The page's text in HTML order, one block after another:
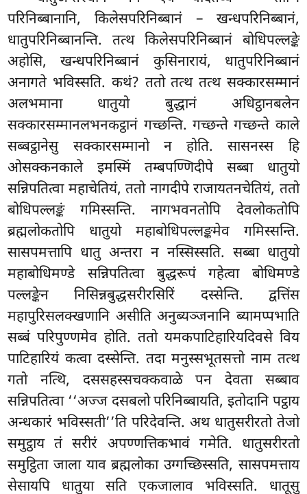
परिनिब्बानानि, किलेसपरिनिब्बानं – खन्धपरिनिब्बानं,
धातुपरिनिब्बानन्ति. तत्थ किलेसपरिनिब्बानं बोधिपल्लङ्के
अहोसि, खन्धपरिनिब्बानं कुसिनारायं, धातुपरिनिब्बानं
अनागते भविस्सति. कथं? ततो तत्थ तत्थ सक्कारसम्मानं
अलभमाना धातुयो बुद्धानं अधिट्ठानबलेन
सक्कारसम्मानलभनकट्ठानं गच्छन्ति. गच्छन्ते गच्छन्ते काले
सब्बट्ठानेसु सक्कारसम्मानो न होति. सासनस्स हि
ओसक्कनकाले इमस्मिं तम्बपण्णिदीपे सब्बा धातुयो
सन्निपतित्वा महाचेतियं, ततो नागदीपे राजायतनचेतियं, ततो
बोधिपल्लङ्कं गमिस्सन्ति. नागभवनतोपि देवलोकतोपि
ब्रह्मलोकतोपि धातुयो महाबोधिपल्लङ्कमेव गमिस्सन्ति.
सासपमत्तापि धातु अन्तरा न नस्सिस्सति. सब्बा धातुयो
महाबोधिमण्डे सन्निपतित्वा बुद्धरूपं गहेत्वा बोधिमण्डे
पल्लङ्केन निसिन्नबुद्धसरीरसिरिं दस्सेन्ति. द्वत्तिंस
महापुरिसलक्खणानि असीति अनुब्यञ्जनानि ब्यामप्पभाति
सब्बं परिपुण्णमेव होति. ततो यमकपाटिहारियदिवसे विय
पाटिहारियं कत्वादस्सेन्ति. तदा मनुस्सभूतसत्तो नाम तत्थ
गतो नत्थि, दससहस्सचक्कवाळे पन देवता सब्बाव
सन्निपतित्वा ‘‘अज्ज दसबलो परिनिब्बायति, इतोदानि पट्ठाय
अन्धकारं भविस्सती’’ति परिदेवन्ति. अथ धातुसरीरतो तेजो
समुट्ठाय तं सरीरं अपण्णत्तिकभावं गमेति. धातुसरीरतो
समुट्ठिता जाला याव ब्रह्मलोका उग्गच्छिस्सति, सासपमत्ताय
सेसायपि धातुया सति एकजालाव भविस्सति. धातूसु